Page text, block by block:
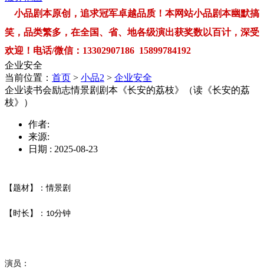
小品剧本原创，追求冠军卓越品质！本网站小品剧本幽默搞
笑，品类繁多，在全国、省、地各级演出获奖数以百计，深受
欢迎！电话/微信：13302907186 15899784192
企业安全
当前位置： 首页 > 小品2 > 企业安全
企业读书会励志情景剧剧本《长安的荔枝》（读《长安的荔
枝》）
作者:
来源:
日期 : 2025-08-23
【题材】：情景剧
【时长】： 10分钟
演员：